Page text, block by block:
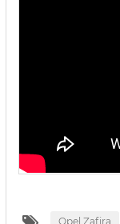
Opel Zafira